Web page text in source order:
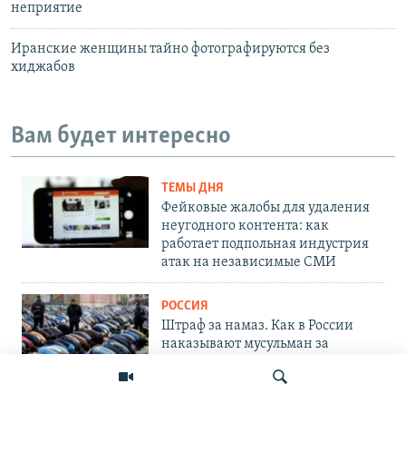
неприятие
Иранские женщины тайно фотографируются без
хиджабов
Вам будет интересно
ТЕМЫ ДНЯ
Фейковые жалобы для удаления
неугодного контента: как
работает подпольная индустрия
атак на независимые СМИ
РОССИЯ
Штраф за намаз. Как в России
наказывают мусульман за